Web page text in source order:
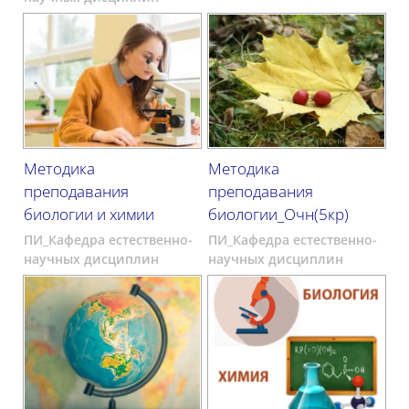
Методика
преподавания
биологии и химии
ПИ_Кафедра естественно-
научных дисциплин
Методика
преподавания
биологии_Очн(5кр)
ПИ_Кафедра естественно-
научных дисциплин